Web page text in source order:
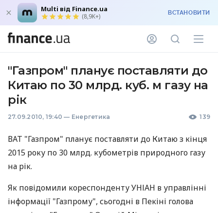
Multi від Finance.ua
(8,9K+) ВСТАНОВИТИ
"Газпром" планує поставляти до
Китаю по 30 млрд. куб. м газу на
рік
27.09.2010, 19:40 — Енергетика 139
ВАТ "Газпром" планує поставляти до Китаю з кінця
2015 року по 30 млрд. кубометрів природного газу
на рік.
Як повідомили кореспонденту УНІАН в управлінні
інформації "Газпрому", сьогодні в Пекіні голова